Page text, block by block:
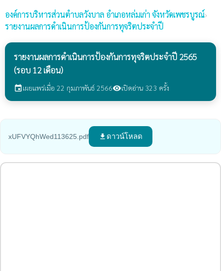
องค์การบริหารส่วนตำบลวังบาล อำเภอหล่มเก่า จังหวัดเพชรบูรณ์›
รายงานผลการดำเนินการป้องกันการทุจริตประจำปี
รายงานผลการดำเนินการป้องกันการทุจริตประจำปี 2565
(รอบ 12 เดือน)
eventเผยแพร่เมื่อ 22 กุมภาพันธ์ 2566visibilityเปิดอ่าน 323 ครั้ง
xUFVYQhWed113625.pdf file_download ดาวน์โหลด